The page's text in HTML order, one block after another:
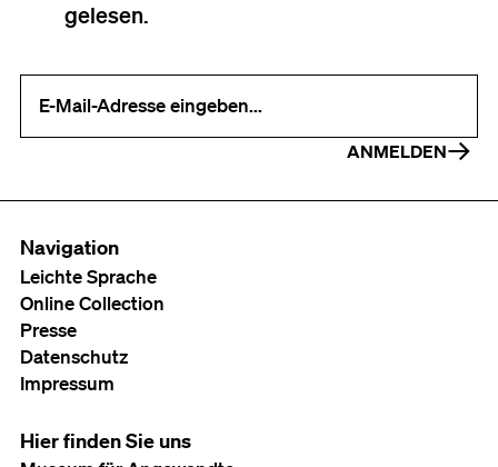
gelesen.
ANMELDEN
Navigation
Leichte Sprache
Online Collection
Presse
Datenschutz
Impressum
Hier finden Sie uns